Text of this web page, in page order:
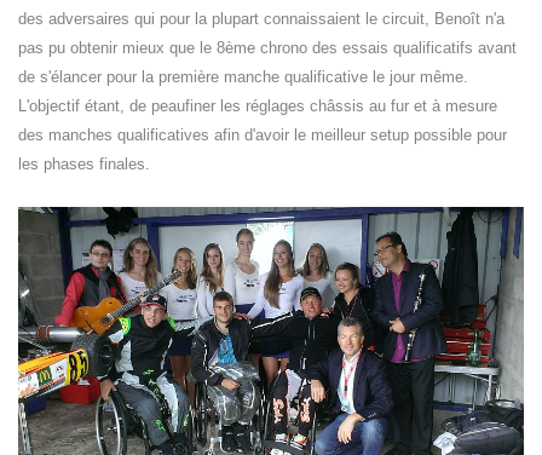
des adversaires qui pour la plupart connaissaient le circuit, Benoît n'a
pas pu obtenir mieux que le 8ème chrono des essais qualificatifs avant
de s'élancer pour la première manche qualificative le jour même.
L'objectif étant, de peaufiner les réglages châssis au fur et à mesure
des manches qualificatives afin d'avoir le meilleur setup possible pour
les phases finales.